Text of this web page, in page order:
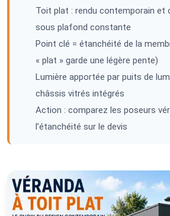
Toit plat : rendu contemporain et
sous plafond constante
Point clé = étanchéité de la
« plat » garde une légère pente)
Lumière apportée par puits de
châssis vitrés intégrés
Action : comparez les poseurs
l’étanchéité sur le devis